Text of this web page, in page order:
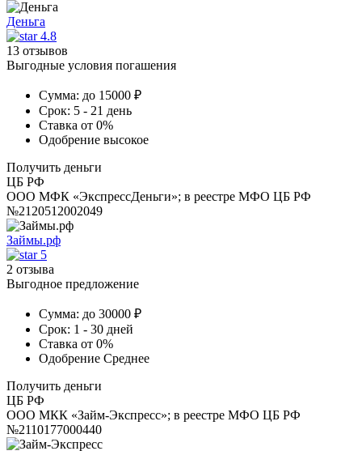
Деньга
4.8
13 отзывов
Выгодные условия погашения
Сумма: до 15000 ₽
Срок: 5 - 21 день
Ставка от 0%
Одобрение высокое
Получить деньги
ЦБ РФ
ООО МФК «ЭкспрессДеньги»; в реестре МФО ЦБ РФ
№2120512002049
Займы.рф
5
2 отзыва
Выгодное предложение
Сумма: до 30000 ₽
Срок: 1 - 30 дней
Ставка от 0%
Одобрение Среднее
Получить деньги
ЦБ РФ
ООО МКК «Займ-Экспресс»; в реестре МФО ЦБ РФ
№2110177000440